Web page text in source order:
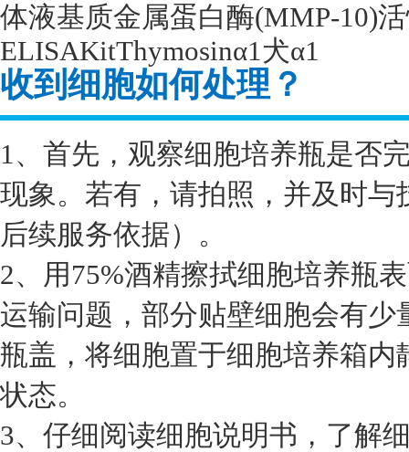
体液基质金属蛋白酶(MMP-10)
ELISAKitThymosinα1犬α1
收到细胞如何处理？
1、首先，观察细胞培养瓶是否
现象。若有，请拍照，并及时
后续服务依据）。
2、用75%酒精擦拭细胞培养瓶
运输问题，部分贴壁细胞会有
瓶盖，将细胞置于细胞培养箱
状态。
3、仔细阅读细胞说明书，了解